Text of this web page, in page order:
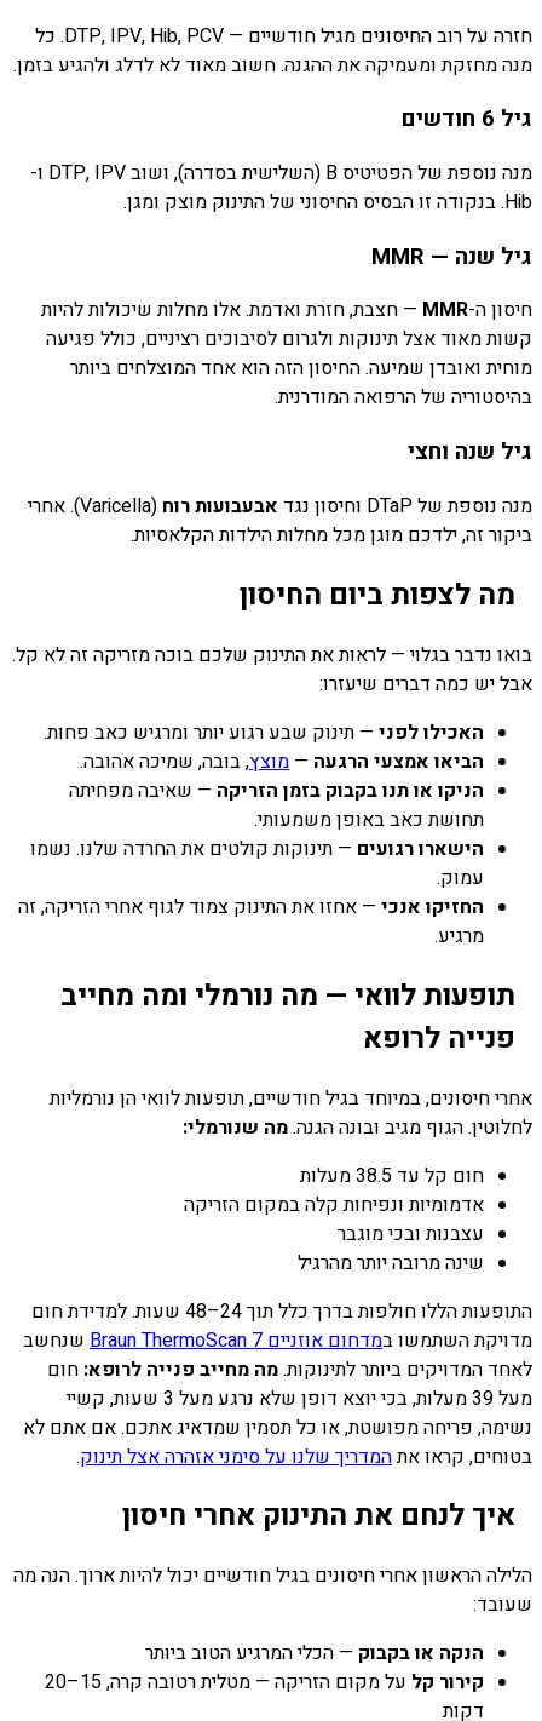
חזרה על רוב החיסונים מגיל חודשיים — DTP, IPV, Hib, PCV. כל
מנה מחזקת ומעמיקה את ההגנה. חשוב מאוד לא לדלג ולהגיע בזמן.
גיל 6 חודשים
מנה נוספת של הפטיטיס B (השלישית בסדרה), ושוב DTP, IPV ו-
Hib. בנקודה זו הבסיס החיסוני של התינוק מוצק ומגן.
גיל שנה — MMR
חיסון ה-MMR — חצבת, חזרת ואדמת. אלו מחלות שיכולות להיות
קשות מאוד אצל תינוקות ולגרום לסיבוכים רציניים, כולל פגיעה
מוחית ואובדן שמיעה. החיסון הזה הוא אחד המוצלחים ביותר
בהיסטוריה של הרפואה המודרנית.
גיל שנה וחצי
מנה נוספת של DTaP וחיסון נגד אבעבועות רוח
(Varicella). אחרי
ביקור זה, ילדכם מוגן מכל מחלות הילדות הקלאסיות.
מה לצפות ביום החיסון
בואו נדבר בגלוי — לראות את התינוק שלכם בוכה מזריקה זה לא קל.
אבל יש כמה דברים שיעזרו:
האכילו לפני — תינוק שבע רגוע יותר ומרגיש כאב פחות.
הביאו אמצעי הרגעה — מוצץ, בובה, שמיכה אהובה.
הניקו או תנו בקבוק בזמן הזריקה — שאיבה מפחיתה
תחושת כאב באופן משמעותי.
הישארו רגועים — תינוקות קולטים את החרדה שלנו. נשמו
עמוק.
החזיקו אנכי — אחזו את התינוק צמוד לגוף אחרי הזריקה, זה
מרגיע.
תופעות לוואי — מה נורמלי ומה מחייב
פנייה לרופא
אחרי חיסונים, במיוחד בגיל חודשיים, תופעות לוואי הן נורמליות
לחלוטין. הגוף מגיב ובונה הגנה.מה שנורמלי:
חום קל עד 38.5 מעלות
אדמומיות ונפיחות קלה במקום הזריקה
עצבנות ובכי מוגבר
שינה מרובה יותר מהרגיל
התופעות הללו חולפות בדרך כלל תוך 24–48 שעות. למדידת חום
מדויקת השתמשו במדחום אוזניים Braun ThermoScan 7
שנחשב
לאחד המדויקים ביותר לתינוקות.מה מחייב פנייה לרופא: חום
מעל 39 מעלות, בכי יוצא דופן שלא נרגע מעל 3 שעות, קשיי
נשימה, פריחה מפושטת, או כל תסמין שמדאיג אתכם. אם אתם לא
בטוחים, קראו אתהמדריך שלנו על סימני אזהרה אצל תינוק.
איך לנחם את התינוק אחרי חיסון
הלילה הראשון אחרי חיסונים בגיל חודשיים יכול להיות ארוך. הנה מה
שעובד:
הנקה או בקבוק — הכלי המרגיע הטוב ביותר
קירור קל
על מקום הזריקה — מטלית רטובה קרה, 15–20
דקות